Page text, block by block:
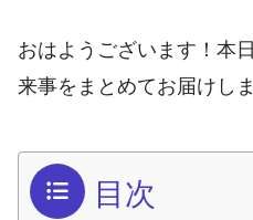
おはようございます！本
来事をまとめてお届けしま
目次